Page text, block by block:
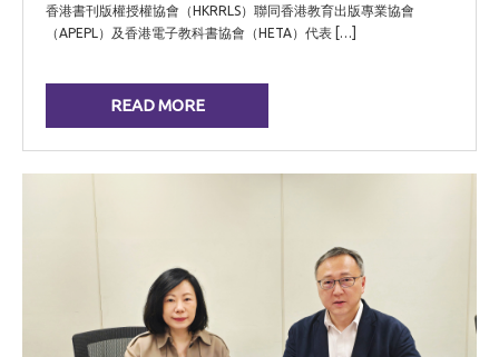
香港書刊版權授權協會（HKRRLS）聯同香港教育出版專業協會
（APEPL）及香港電子教科書協會（HETA）代表 […]
READ MORE